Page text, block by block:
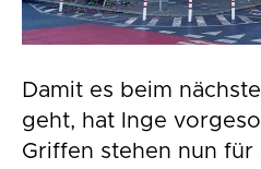
Damit es beim
geht, hat Inge
Griffen stehen nun